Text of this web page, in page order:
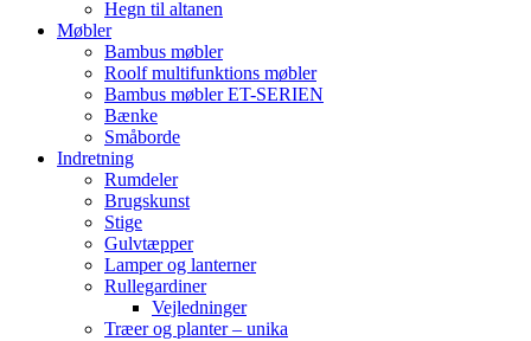
Hegn til altanen
Møbler
Bambus møbler
Roolf multifunktions møbler
Bambus møbler ET-SERIEN
Bænke
Småborde
Indretning
Rumdeler
Brugskunst
Stige
Gulvtæpper
Lamper og lanterner
Rullegardiner
Vejledninger
Træer og planter – unika